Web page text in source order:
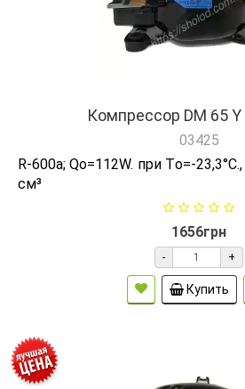
Компрессор DM 65
03425
R-600а; Qо=112W. при Tо=-
см³
1656грн
- +
Купить